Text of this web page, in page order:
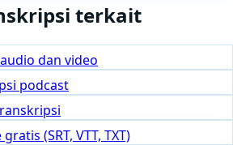
terkait
dan video
podcast
(SRT, VTT, TXT)